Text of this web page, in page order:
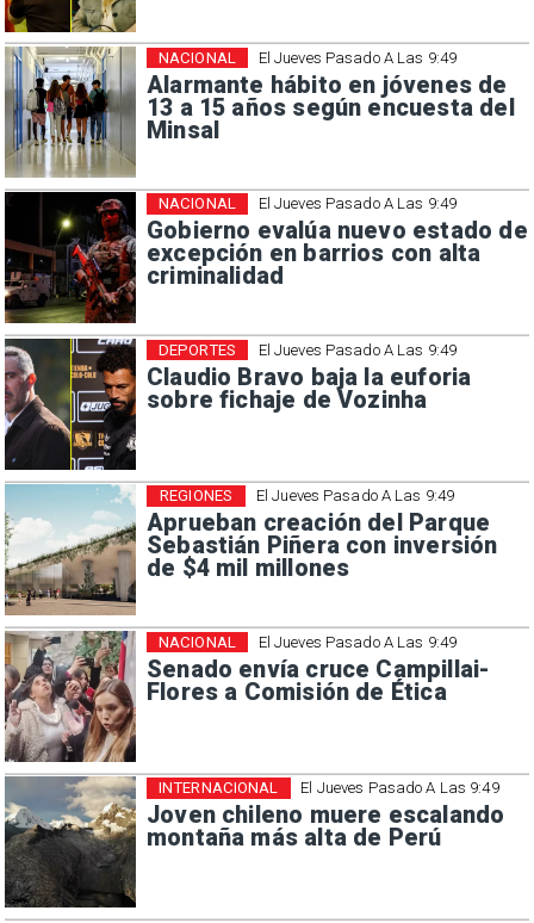
El Jueves Pasado A Las 9:49
Alarmante hábito en jóvenes de
13 a 15 años según encuesta del
Minsal
NACIONAL
El Jueves Pasado A Las 9:49
Gobierno evalúa nuevo estado de
excepción en barrios con alta
criminalidad
NACIONAL
El Jueves Pasado A Las 9:49
Claudio Bravo baja la euforia
sobre fichaje de Vozinha
DEPORTES
El Jueves Pasado A Las 9:49
Aprueban creación del Parque
Sebastián Piñera con inversión
de $4 mil millones
REGIONES
El Jueves Pasado A Las 9:49
Senado envía cruce Campillai-
Flores a Comisión de Ética
NACIONAL
El Jueves Pasado A Las 9:49
Joven chileno muere escalando
montaña más alta de Perú
INTERNACIONAL